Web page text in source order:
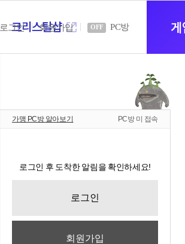
크리스탈샵새
로그인 회원가입 OFF PC방
가맹 PC방 알아보기 PC방 미 접속
로그인 후 도착한 알림을 확인하세요!
로그인
회원가입